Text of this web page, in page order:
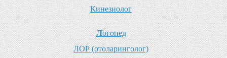
Кинезиолог
Логопед
ЛОР (отоларинголог)